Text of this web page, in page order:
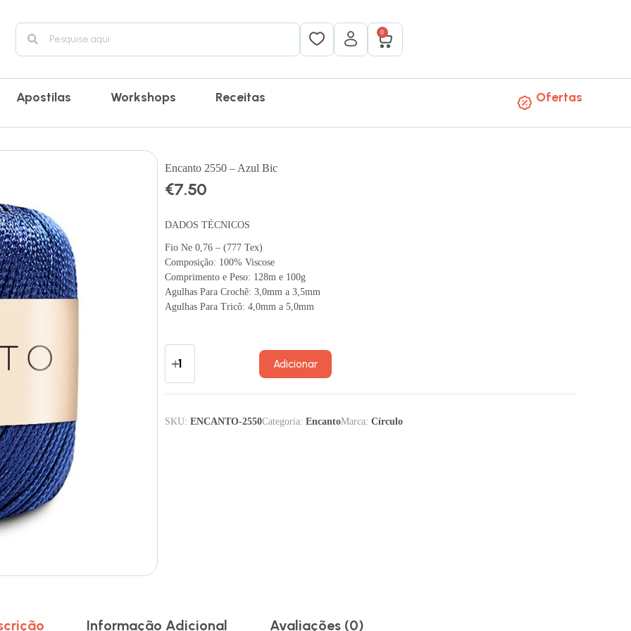
0
Apostilas Workshops Receitas Ofertas
Encanto 2550 – Azul Bic
€7.50
DADOS TÉCNICOS
Fio Ne 0,76 – (777 Tex)
Composição: 100% Viscose
Comprimento e Peso: 128m e 100g
Agulhas Para Crochê: 3,0mm a 3,5mm
Agulhas Para Tricô: 4,0mm a 5,0mm
Adicionar
SKU: ENCANTO-2550Categoria: EncantoMarca: Círculo
Informação Adicional Avaliações (0)